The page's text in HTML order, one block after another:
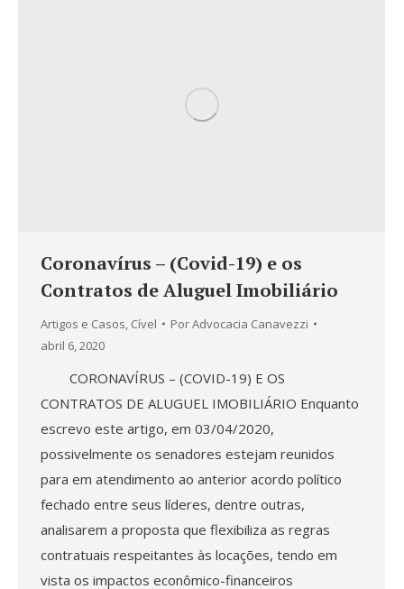
Coronavírus – (Covid-19) e os
Contratos de Aluguel Imobiliário
Artigos e Casos, Cível PorAdvocacia Canavezzi
abril 6, 2020
CORONAVÍRUS – (COVID-19) E OS
CONTRATOS DE ALUGUEL IMOBILIÁRIO Enquanto
escrevo este artigo, em 03/04/2020,
possivelmente os senadores estejam reunidos
para em atendimento ao anterior acordo político
fechado entre seus líderes, dentre outras,
analisarem a proposta que flexibiliza as regras
contratuais respeitantes às locações, tendo em
vista os impactos econômico-financeiros